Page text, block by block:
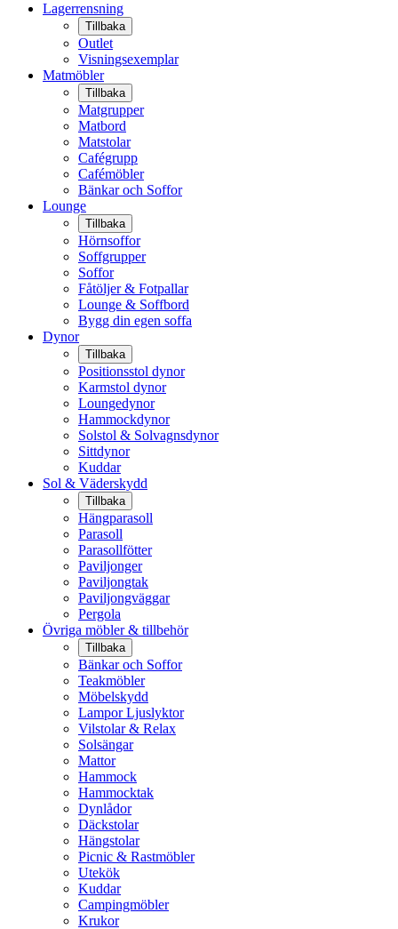
Lagerrensning
Tillbaka
Outlet
Visningsexemplar
Matmöbler
Tillbaka
Matgrupper
Matbord
Matstolar
Cafégrupp
Cafémöbler
Bänkar och Soffor
Lounge
Tillbaka
Hörnsoffor
Soffgrupper
Soffor
Fåtöljer & Fotpallar
Lounge & Soffbord
Bygg din egen soffa
Dynor
Tillbaka
Positionsstol dynor
Karmstol dynor
Loungedynor
Hammockdynor
Solstol & Solvagnsdynor
Sittdynor
Kuddar
Sol & Väderskydd
Tillbaka
Hängparasoll
Parasoll
Parasollfötter
Paviljonger
Paviljongtak
Paviljongväggar
Pergola
Övriga möbler & tillbehör
Tillbaka
Bänkar och Soffor
Teakmöbler
Möbelskydd
Lampor Ljuslyktor
Vilstolar & Relax
Solsängar
Mattor
Hammock
Hammocktak
Dynlådor
Däckstolar
Hängstolar
Picnic & Rastmöbler
Utekök
Kuddar
Campingmöbler
Krukor